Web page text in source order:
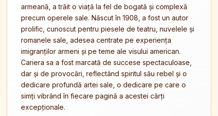
armeană, a trăit o viață la fel de bogată și complexă
precum operele sale. Născut în 1908, a fost un autor
prolific, cunoscut pentru piesele de teatru, nuvelele și
romanele sale, adesea centrate pe experiența
imigranților armeni și pe teme ale visului american.
Cariera sa a fost marcată de succese spectaculoase,
dar și de provocări, reflectând spiritul său rebel și o
dedicare profundă artei sale, o dedicare pe care o
simți vibrând în fiecare pagină a acestei cărți
excepționale.